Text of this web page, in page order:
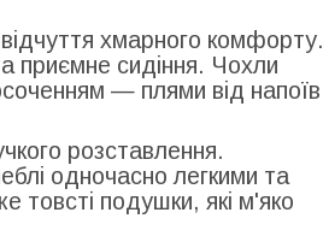
хмарного комфорту.
приємне сидіння. Чохли
— плями від напоїв
розставлення.
одночасно легкими та
товсті подушки, які м'яко